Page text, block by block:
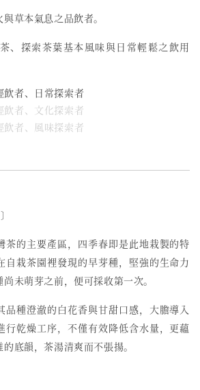
草本氣息之品飲者。
、探索茶葉基本風味與日常輕鬆之飲用
飲者、日常探索者
者、文化探索者
者、風味探索者
茶的主要產區，四季春即是此地栽製的特
自栽茶園裡發現的早芽種，堅強的生命力
未萌芽之前，便可採收第一次。
品種澄澈的白花香與甘甜口感，大膽導入
行乾燥工序，不僅有效降低含水量，更蘊
底韻，茶湯清爽而不張揚。